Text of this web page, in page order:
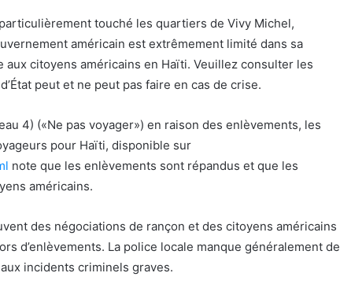
touché les quartiers de Vivy Michel,
américain est extrêmement limité dans sa
aux citoyens américains en Haïti. Veuillez consulter les
peut et ne peut pas faire en cas de crise.
4) («Ne pas voyager») en raison des enlèvements, les
pour Haïti, disponible sur
note que les enlèvements sont répandus et que les
américains.
des négociations de rançon et des citoyens américains
d’enlèvements. La police locale manque généralement de
incidents criminels graves.